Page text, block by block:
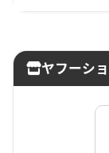
ヤフーシ